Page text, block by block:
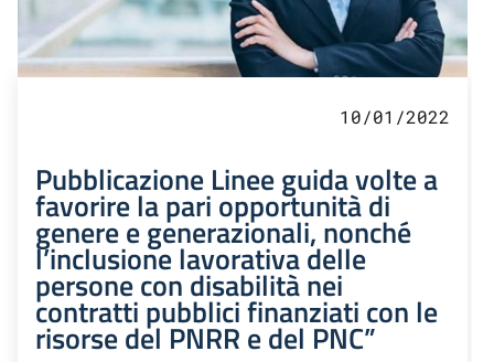
10/01/2022
Pubblicazione Linee guida volte a
favorire la pari opportunità di
genere e generazionali, nonché
l’inclusione lavorativa delle
persone con disabilità nei
contratti pubblici finanziati con le
risorse del PNRR e del PNC”